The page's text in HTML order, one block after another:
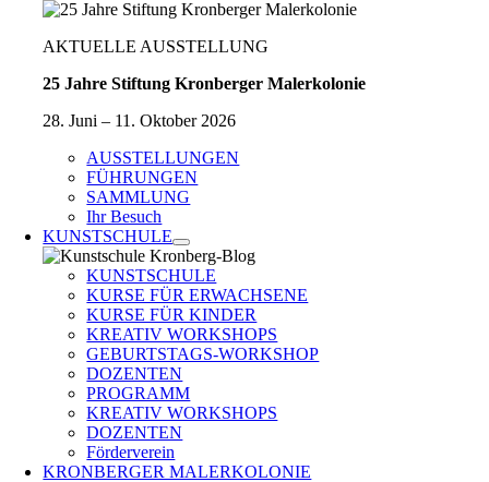
AKTUELLE AUSSTELLUNG
25 Jahre Stiftung Kronberger Malerkolonie
28. Juni – 11. Oktober 2026
AUSSTELLUNGEN
FÜHRUNGEN
SAMMLUNG
Ihr Besuch
KUNSTSCHULE
KUNSTSCHULE
KURSE FÜR ERWACHSENE
KURSE FÜR KINDER
KREATIV WORKSHOPS
GEBURTSTAGS-WORKSHOP
DOZENTEN
PROGRAMM
KREATIV WORKSHOPS
DOZENTEN
Förderverein
KRONBERGER MALERKOLONIE